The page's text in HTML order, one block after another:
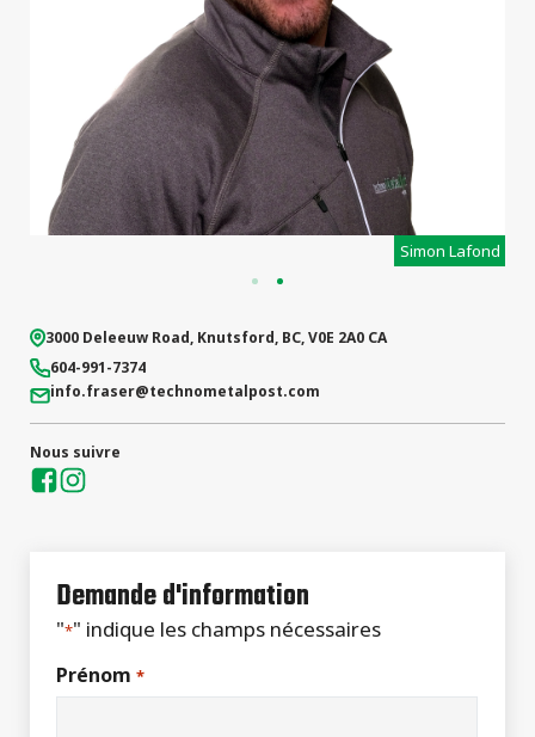
commerciaux
Simon Lafond
3000 Deleeuw Road, Knutsford, BC,V0E 2A0 CA
604-991-7374
info.fraser@technometalpost.com
Nous suivre
Demande d'information
"*" indique les champs nécessaires
Prénom *